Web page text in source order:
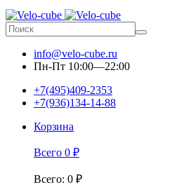
info@velo-cube.ru
Пн-Пт 10:00—22:00
+7(495)409-2353
+7(936)134-14-88
Корзина
Всего 0 ₽
Всего: 0 ₽